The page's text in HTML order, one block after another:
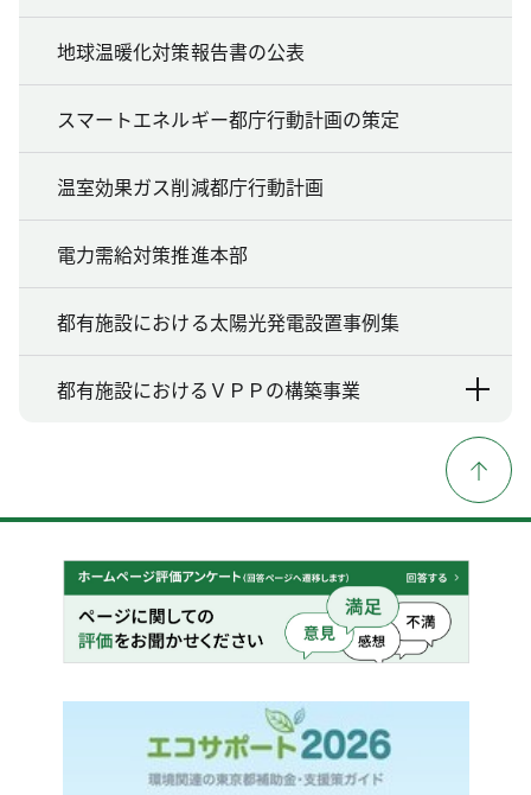
地球温暖化対策報告書の公表
スマートエネルギー都庁行動計画の策定
温室効果ガス削減都庁行動計画
電力需給対策推進本部
都有施設における太陽光発電設置事例集
都有施設におけるＶＰＰの構築事業